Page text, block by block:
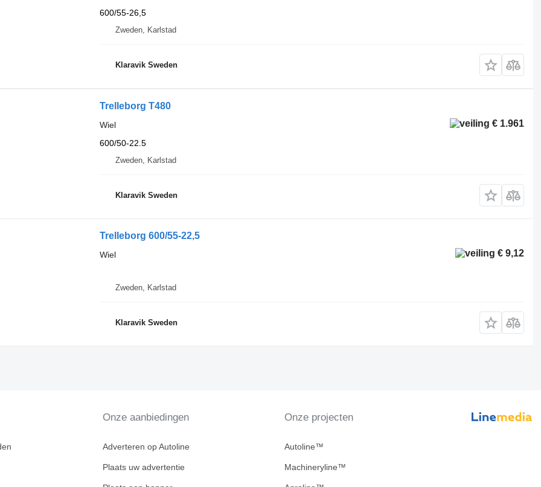
600/55-26,5
Zweden, Karlstad
Klaravik Sweden
Trelleborg T480
€ 1.961
Wiel
600/50-22.5
Zweden, Karlstad
Klaravik Sweden
Trelleborg 600/55-22,5
€ 9,12
Wiel
Zweden, Karlstad
Klaravik Sweden
Onze aanbiedingen
Adverteren op Autoline
Plaats uw advertentie
Onze projecten
Autoline™
Machineryline™